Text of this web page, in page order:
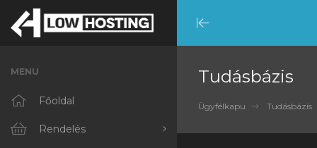
Minimize
Menu
MENU
Főoldal
Rendelés
Tudásbázis
Ügyfélkapu Tudásbázis